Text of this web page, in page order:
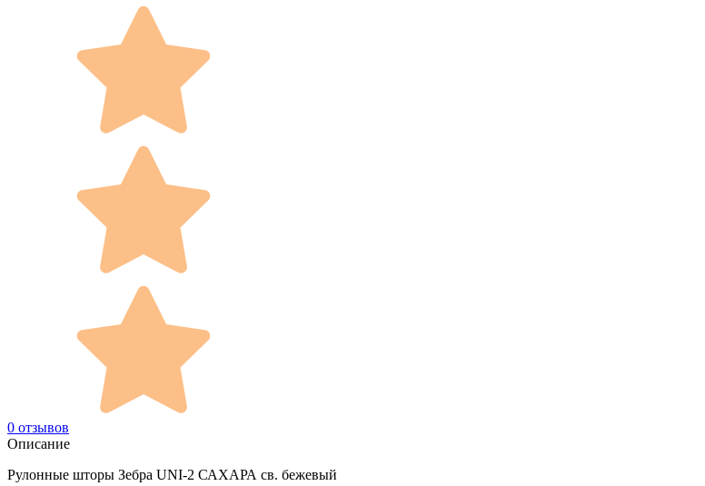
0 отзывов
Описание
Рулонные шторы Зебра UNI-2 САХАРА св. бежевый